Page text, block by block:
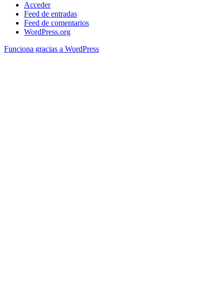
Acceder
Feed de entradas
Feed de comentarios
WordPress.org
Funciona gracias a WordPress